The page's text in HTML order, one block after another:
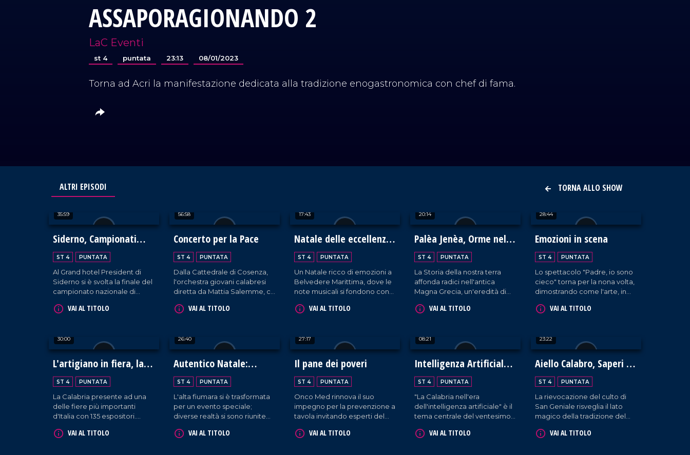
ASSAPORAGIONANDO 2
LaC Eventi
st 4 puntata 23:13 08/01/2023
Torna ad Acri la manifestazione dedicata alla tradizione enogastronomica con chef di fama.
TORNA ALLO SHOW
ALTRI EPISODI
35:59
Siderno, Campionati
Italiani di Cucina 2024
ST 4 PUNTATA
Al Grand hotel President di
Siderno si è svolta la finale del
campionato nazionale di
hanno gareggiato creando
unico, ricco di emozioni e
sapori.
VAI AL TITOLO
56:58
Concerto per la Pace
ST 4 PUNTATA
Dalla Cattedrale di Cosenza,
l'orchestra giovani calabresi
diretta da Mattia Salemme, ci
unione e bellezza che celebra
VAI AL TITOLO
17:43
Natale delle eccellenze
calabresi a Belvedere
Marittimo
ST 4 PUNTATA
Un Natale ricco di emozioni a
Belvedere Marittima, dove le
note musicali si fondono con
autentiche. Un'occasione per
territorio.
VAI AL TITOLO
20:14
Palèa Jenèa, Orme nella
Storia della Calabria
Greca
ST 4 PUNTATA
La Storia della nostra terra
affonda radici nell'antica
Magna Grecia, un'eredità di
oggi ci definisce. Il progetto
coinvolgendo tutte le scuole
di Reggio Calabria.
VAI AL TITOLO
28:44
Emozioni in scena
ST 4 PUNTATA
Lo spettacolo "Padre, io sono
cieco" torna per la nona volta,
dimostrando come l'arte, in
linguaggio universale di libertà
VAI AL TITOLO
30:00
L'artigiano in fiera, la
Calabria protagonista a
Milano
ST 4 PUNTATA
La Calabria presente ad una
delle fiere più importanti
d'Italia con 135 espositori.
accompagna alla scoperta
VAI AL TITOLO
26:40
Autentico Natale:
Ambasciatori
dell'Autismo
ST 4 PUNTATA
L'alta fiumara si è trasformata
per un evento speciale;
diverse realtà si sono riunite
ambasciatrici dell'autismo. Si
VAI AL TITOLO
27:17
Il pane dei poveri
ST 4 PUNTATA
Onco Med rinnova il suo
impegno per la prevenzione a
tavola invitando esperti del
le modalità di assunzione del
VAI AL TITOLO
08:21
Intelligenza Artificiale
in Calabria
ST 4 PUNTATA
"La Calabria nell'era
dell'intelligenza artificiale" è il
tema centrale del ventesimo
Mediocrati, con interventi da
VAI AL TITOLO
23:22
Aiello Calabro, Saperi e
Sapori d'Autunno 2024:
un viaggio tra storia,
tradizioni e fede
ST 4 PUNTATA
La rievocazione del culto di
San Geniale risveglia il lato
magico della tradizione del
quarta edizione dell'evento
VAI AL TITOLO